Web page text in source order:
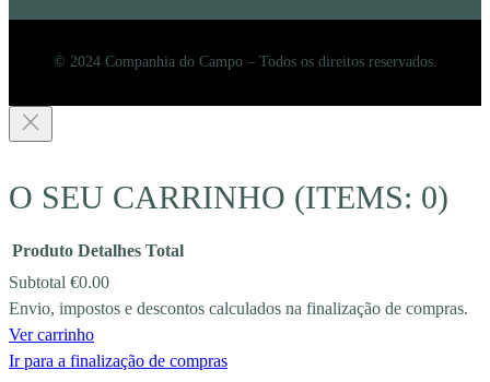
© 2024 Companhia do Campo – Todos os direitos reservados.
O SEU CARRINHO (ITEMS: 0)
PRODUCTS
IN
Produto Detalhes Total
Subtotal €0.00
Envio, impostos e descontos calculados na finalização de compras.
Ver carrinho
Ir para a finalização de compras